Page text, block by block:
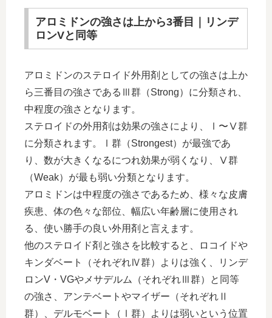
アロミドンの強さは上から3番目｜リンデ
ロンVと同等
アロミドンのステロイド外用剤としての強さは上か
ら三番目の強さであるⅢ群（Strong）に分類され、
中程度の強さとなります。
ステロイドの外用剤は効果の強さにより、Ⅰ〜Ⅴ群
に分類されます。Ⅰ群（Strongest）が最強であ
り、数が大きくなるにつれ効果が弱くなり、Ⅴ群
（Weak）が最も弱い分類となります。
アロミドンは中程度の強さであるため、様々な皮膚
疾患、体の色々な部位、幅広い年齢層に使用され
る、使い勝手の良い外用剤と言えます。
他のステロイド剤と強さを比較すると、ロコイドや
キンダベート（それぞれⅣ群）よりは強く、リンデ
ロンV・VGやメサデルム（それぞれⅢ群）と同等
の強さ、アンテベートやマイザー（それぞれⅡ
群）、デルモベート（Ⅰ群）よりは弱いという位置